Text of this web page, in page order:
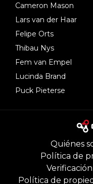
Cameron Mason
Lars van der Haar
Felipe Orts
Thibau Nys
Fem van Empel
Lucinda Brand
Puck Pieterse
Quiénes
Política de
Política de